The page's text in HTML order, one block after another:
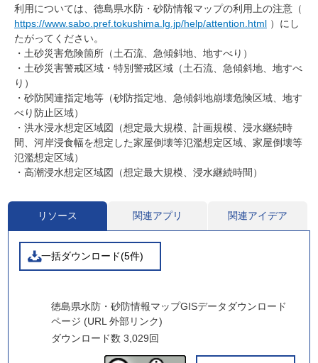
利用については、徳島県水防・砂防情報マップの利用上の注意（
https://www.sabo.pref.tokushima.lg.jp/help/attention.html ）にし
たがってください。
・土砂災害危険箇所（土石流、急傾斜地、地すべり）
・土砂災害警戒区域・特別警戒区域（土石流、急傾斜地、地すべ
り）
・砂防関連指定地等（砂防指定地、急傾斜地崩壊危険区域、地す
べり防止区域）
・洪水浸水想定区域図（想定最大規模、計画規模、浸水継続時
間、河岸浸食幅を想定した家屋倒壊等氾濫想定区域、家屋倒壊等
氾濫想定区域）
・高潮浸水想定区域図（想定最大規模、浸水継続時間）
リソース 関連アプリ 関連アイデア
一括ダウンロード(5件)
徳島県水防・砂防情報マップGISデータダウンロード
ページ (URL 外部リンク)
ダウンロード数 3,029回